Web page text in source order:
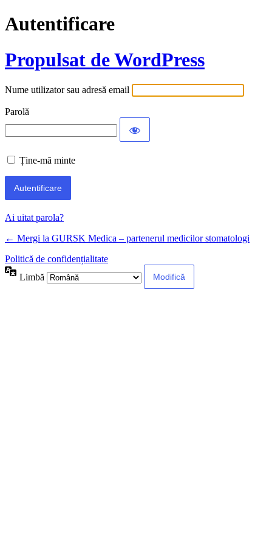
Autentificare
Propulsat de WordPress
Nume utilizator sau adresă email
Parolă
Ține-mă minte
Ai uitat parola?
← Mergi la GURSK Medica – partenerul medicilor stomatologi
Politică de confidențialitate
Limbă